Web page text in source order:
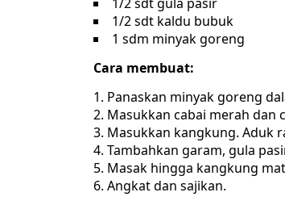
1/2 sdt kaldu bubuk
1 sdm minyak goreng
Cara membuat:
Panaskan minyak goreng
Masukkan cabai merah dan
Masukkan kangkung. Aduk
Tambahkan garam, gula
Masak hingga kangkung
Angkat dan sajikan.